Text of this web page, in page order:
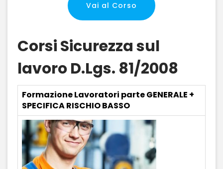
Vai al Corso
Corsi Sicurezza sul
lavoro D.Lgs. 81/2008
Formazione Lavoratori parte GENERALE +
SPECIFICA RISCHIO BASSO